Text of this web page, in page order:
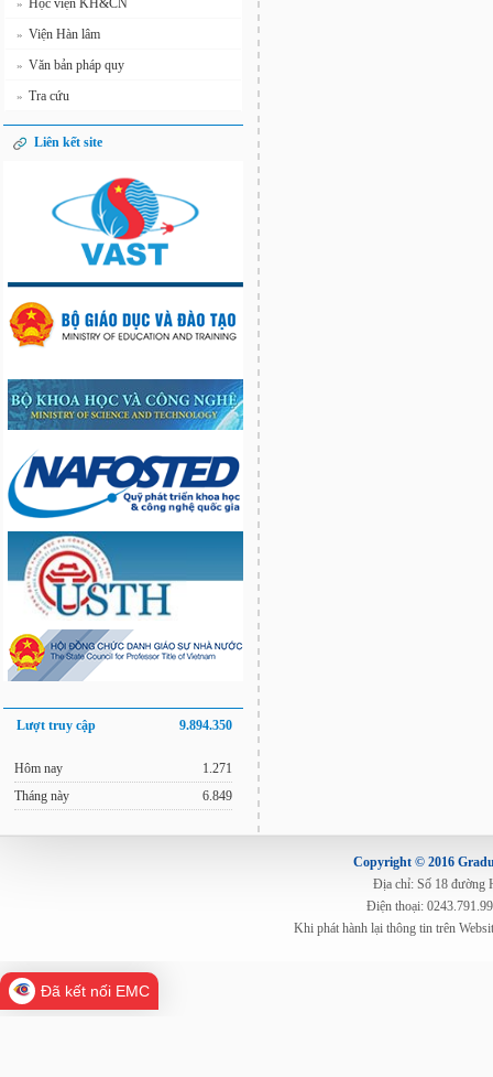
» Học viện KH&CN
» Viện Hàn lâm
» Văn bản pháp quy
» Tra cứu
Liên kết site
Lượt truy cập 9.894.350
Hôm nay
Tháng này
1.271
6.849
Copyright © 2016
Địa chỉ: Số 18 đường
Điện thoại:
Khi phát hành lại thông tin trên
Đã kết nối EMC